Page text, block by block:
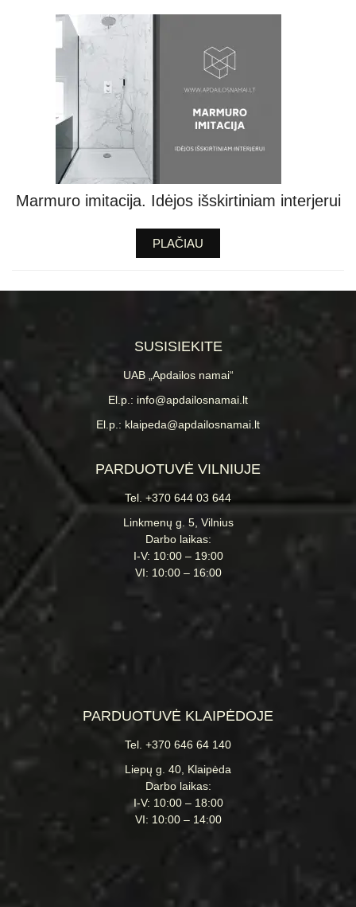
Marmuro imitacija. Idėjos išskirtiniam interjerui
PLAČIAU
SUSISIEKITE
UAB „Apdailos namai“
El.p.: info@apdailosnamai.lt
El.p.: klaipeda@apdailosnamai.lt
PARDUOTUVĖ VILNIUJE
Tel. +370 644 03 644
Linkmenų g. 5, Vilnius
Darbo laikas:
I-V: 10:00 – 19:00
VI: 10:00 – 16:00
PARDUOTUVĖ KLAIPĖDOJE
Tel. +370 646 64 140
Liepų g. 40, Klaipėda
Darbo laikas:
I-V: 10:00 – 18:00
VI: 10:00 – 14:00